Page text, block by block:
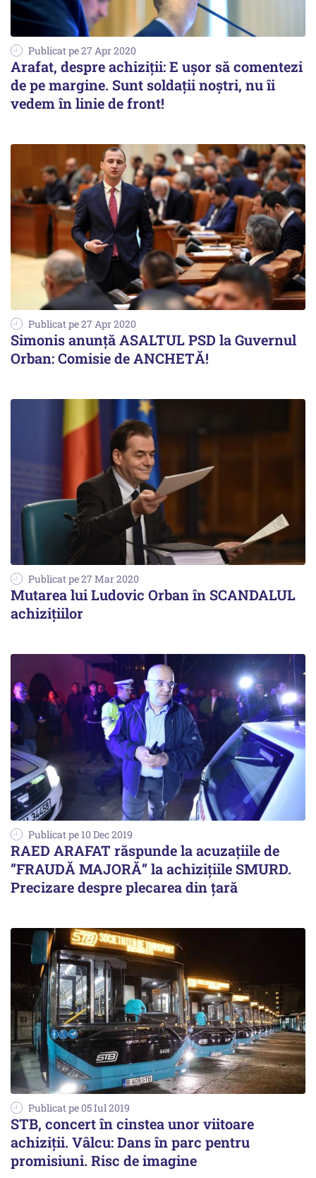
Publicat pe 27 Apr 2020
Arafat, despre achiziții: E ușor să comentezi
de pe margine. Sunt soldații noștri, nu îi
vedem în linie de front!
Publicat pe 27 Apr 2020
Simonis anunță ASALTUL PSD la Guvernul
Orban: Comisie de ANCHETĂ!
Publicat pe 27 Mar 2020
Mutarea lui Ludovic Orban în SCANDALUL
achizițiilor
Publicat pe 10 Dec 2019
RAED ARAFAT răspunde la acuzațiile de
”FRAUDĂ MAJORĂ” la achizițiile SMURD.
Precizare despre plecarea din țară
Publicat pe 05 Iul 2019
STB, concert în cinstea unor viitoare
achiziții. Vâlcu: Dans în parc pentru
promisiuni. Risc de imagine